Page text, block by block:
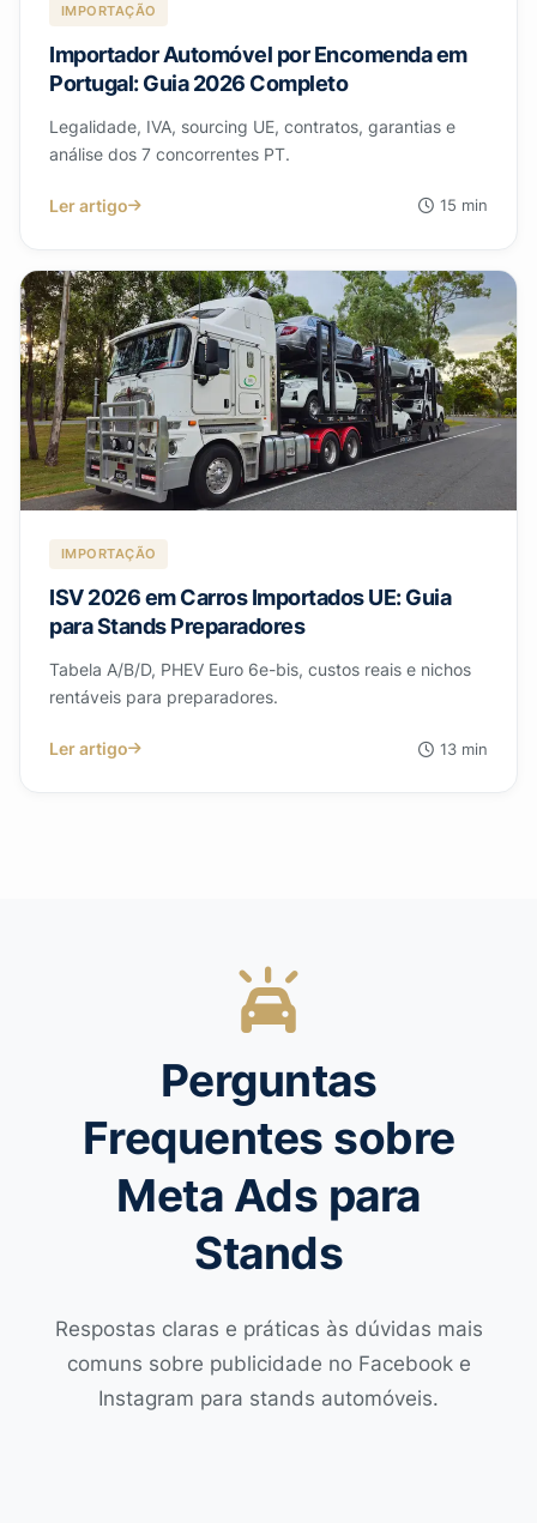
IMPORTAÇÃO
Importador Automóvel por Encomenda em
Portugal: Guia 2026 Completo
Legalidade, IVA, sourcing UE, contratos, garantias e
análise dos 7 concorrentes PT.
Ler artigo 15 min
IMPORTAÇÃO
ISV 2026 em Carros Importados UE: Guia
para Stands Preparadores
Tabela A/B/D, PHEV Euro 6e-bis, custos reais e nichos
rentáveis para preparadores.
Ler artigo 13 min
Perguntas
Frequentes sobre
Meta Ads para
Stands
Respostas claras e práticas às dúvidas mais
comuns sobre publicidade no Facebook e
Instagram para stands automóveis.